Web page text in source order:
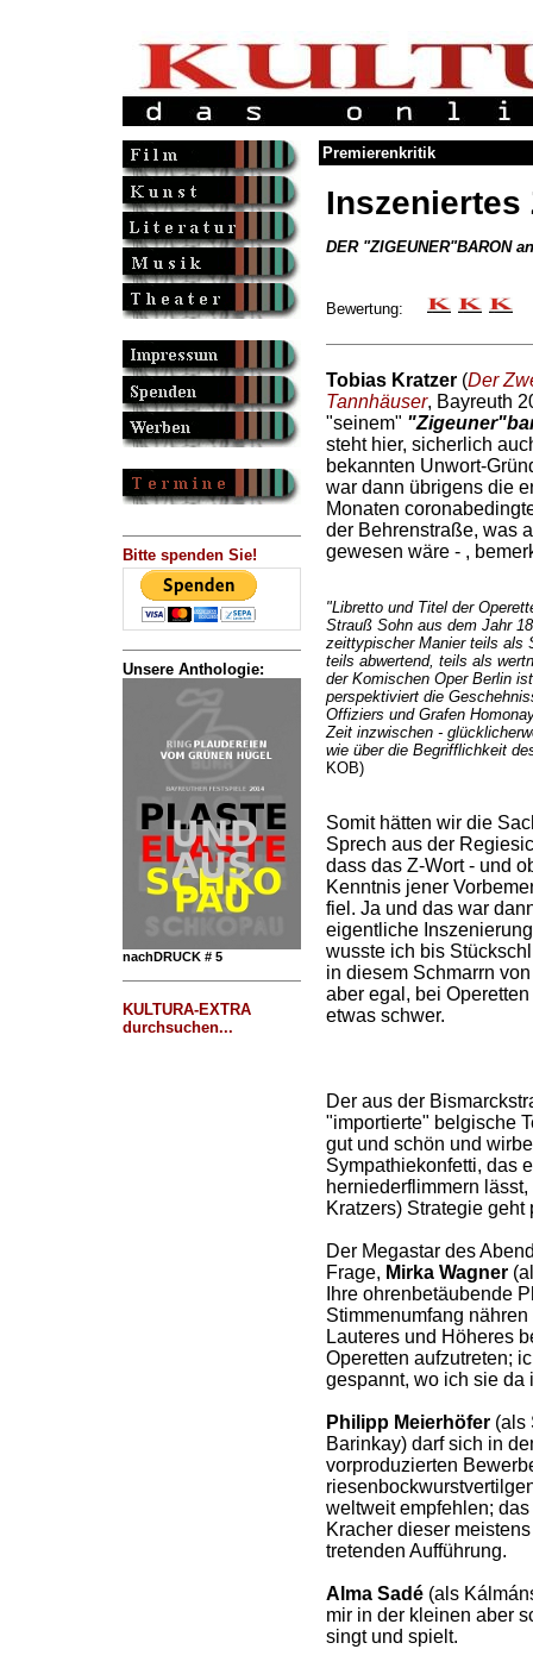
Bitte spenden Sie!
Unsere Anthologie:
nachDRUCK # 5
KULTURA-EXTRA
durchsuchen...
Premierenkritik
Inszeniertes
DER "ZIGEUNER"BARON
Bewertung:
Tobias Kratzer(Der
Tannhäuser, Bayreuth
"seinem"
steht hier, sicherlich
bekannten Unwort-
war dann übrigens die
Monaten
der Behrenstraße, was
gewesen wäre - ,
"Libretto und Titel der
Strauß Sohn aus dem Jahr
zeittypischer Manier teils als
teils abwertend, teils als
der Komischen Oper Berlin
perspektiviert die
Offiziers und Grafen
Zeit inzwischen -
wie über die Begrifflichkeit
KOB)
Somit hätten wir die
Sprech aus der
dass das Z-Wort - und
Kenntnis jener
fiel. Ja und das war
eigentliche
wusste ich bis
in diesem Schmarrn
aber egal, bei
etwas schwer.
Der aus der
"importierte" belgische
gut und schön und
Sympathiekonfetti, das
herniederflimmern
Kratzers) Strategie geht
Der Megastar des
Frage, Mirka Wagner
Ihre ohrenbetäubende
Stimmenumfang
Lauteres und Höheres
Operetten aufzutreten;
gespannt, wo ich sie da
Philipp Meierhöfer(als
Barinkay) darf sich in
vorproduzierten
weltweit empfehlen;
Kracher dieser
tretenden Aufführung.
Alma Sadé(als
mir in der kleinen aber
singt und spielt.